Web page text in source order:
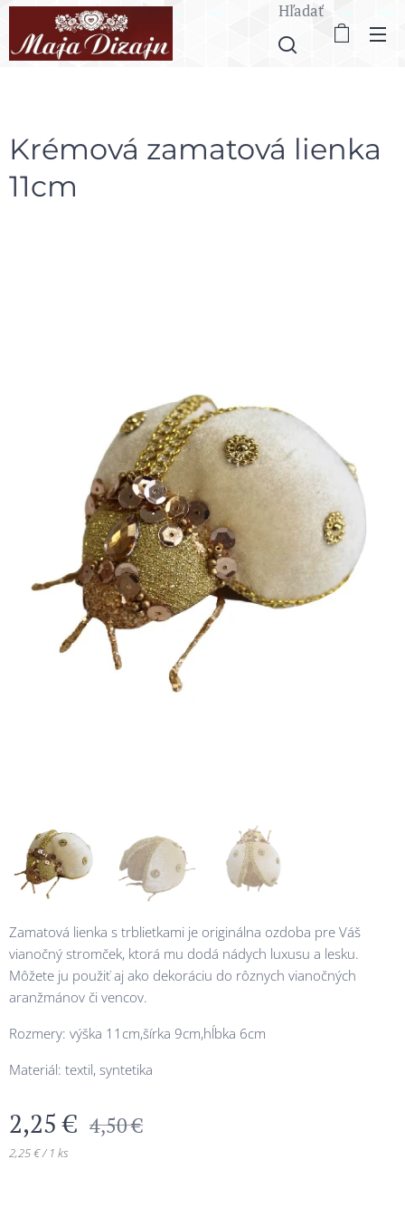
Hľadať
Krémová zamatová lienka
11cm
Zamatová lienka s trblietkami je originálna ozdoba pre Váš
vianočný stromček, ktorá mu dodá nádych luxusu a lesku.
Môžete ju použiť aj ako dekoráciu do rôznych vianočných
aranžmánov či vencov.
Rozmery: výška 11cm,šírka 9cm,hĺbka 6cm
Materiál: textil, syntetika
2,25€ 4,50€
2,25 € / 1 ks